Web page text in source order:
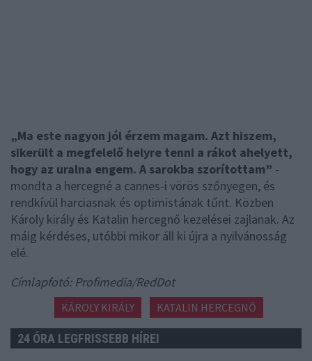
„Ma este nagyon jól érzem magam. Azt hiszem,
sikerült a megfelelő helyre tenni a rákot ahelyett,
hogy az uralna engem. A sarokba szorítottam” -
mondta a hercegné a cannes-i vörös szőnyegen, és
rendkívül harciasnak és optimistának tűnt. Közben
Károly király és Katalin hercegnő kezelései zajlanak. Az
máig kérdéses, utóbbi mikor áll ki újra a nyilvánosság
elé.
Címlapfotó: Profimedia/RedDot
KÁROLY KIRÁLY KATALIN HERCEGNŐ
24 ÓRA LEGFRISSEBB HÍREI